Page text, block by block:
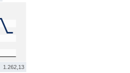
1.262,13